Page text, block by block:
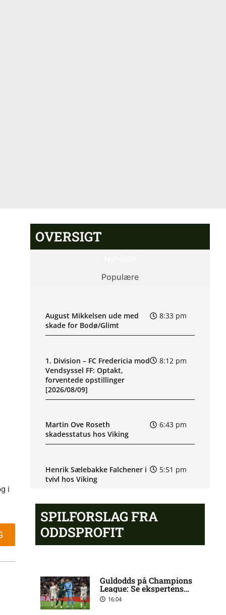
i
OVERSIGT
Populære
August Mikkelsen ude med
skade for Bodø/Glimt
8:33 pm
1. Division – FC Fredericia mod
Vendsyssel FF: Optakt,
forventede opstillinger
[2026/08/09]
8:12 pm
Martin Ove Roseth
skadesstatus hos Viking
6:43 pm
Henrik Sælebakke Falchener i
tvivl hos Viking
5:51 pm
Ibrahim Cissé skade: status
hos AIK Stockholm
Stockholm
SPILFORSLAG FRA
ODDSPROFIT
Guldodds på Champions
League: Se ekspertens
spilforslag her
16:04